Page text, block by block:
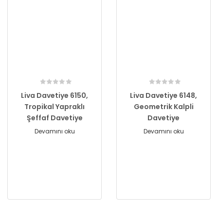
Liva Davetiye 6150,
Tropikal Yapraklı
Şeffaf Davetiye
Devamını oku
Liva Davetiye 6148,
Geometrik Kalpli
Davetiye
Devamını oku